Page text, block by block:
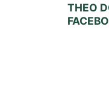
THEO